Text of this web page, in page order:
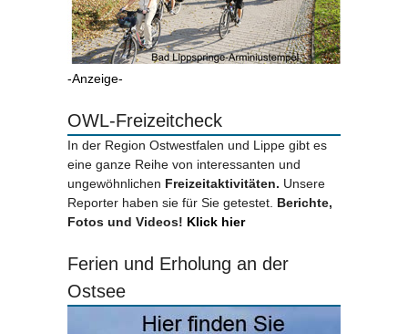
-Anzeige-
OWL-Freizeitcheck
In der Region Ostwestfalen und Lippe gibt es
eine ganze Reihe von interessanten und
ungewöhnlichen Freizeitaktivitäten. Unsere
Reporter haben sie für Sie getestet. Berichte,
Fotos und Videos! Klick hier
Ferien und Erholung an der
Ostsee